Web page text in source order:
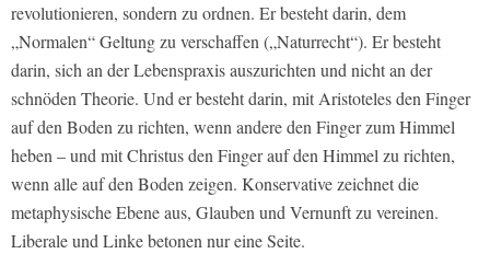
revolutionieren, sondern zu ordnen. Er besteht darin, dem
„Normalen“ Geltung zu verschaffen („Naturrecht“). Er besteht
darin, sich an der Lebenspraxis auszurichten und nicht an der
schnöden Theorie. Und er besteht darin, mit Aristoteles den Finger
auf den Boden zu richten, wenn andere den Finger zum Himmel
heben – und mit Christus den Finger auf den Himmel zu richten,
wenn alle auf den Boden zeigen. Konservative zeichnet die
metaphysische Ebene aus, Glauben und Vernunft zu vereinen.
Liberale und Linke betonen nur eine Seite.